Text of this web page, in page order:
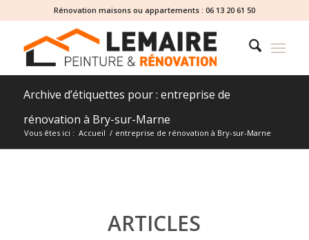
Rénovation maisons ou appartements : 06 13 20 61 50
Archive d’étiquettes pour : entreprise de
rénovation à Bry-sur-Marne
Vous êtes ici : Accueil / entreprise de rénovation à Bry-sur-Marne
ARTICLES